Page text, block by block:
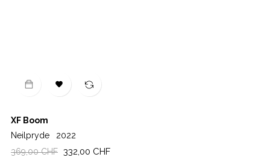

XF Boom
Neilpryde
2022
Regulärer
369,00 CHF Preis
332,00 CHF